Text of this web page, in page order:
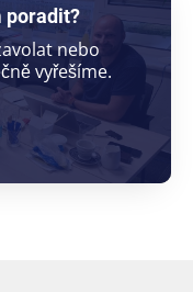
poradit?
nebo
vyřešíme.